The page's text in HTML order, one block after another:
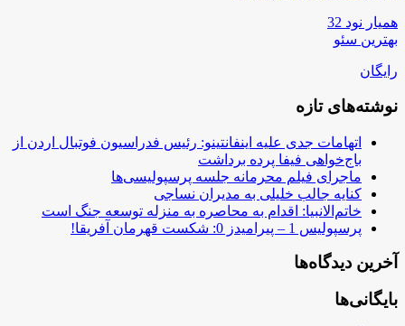
همیار نود 32
بهترین سئو
رایگان
نوشته‌های تازه
اتهامات جدی علیه اینفانتینو: رئیس فدراسیون فوتبال اردن از
باج‌خواهی فیفا پرده برداشت
ماجرای فیلم محرمانه جلسه پرسپولیسی‌ها
کنایه جالب خلیلی به مدیران نساجی
خاتم‌الانبیا: اقدام به محاصره به منزله توسعه جنگ است
پرسپولیس 1 – پیرامیدز 0: شکست قهرمان آفریقا!
آخرین دیدگاه‌ها
بایگانی‌ها